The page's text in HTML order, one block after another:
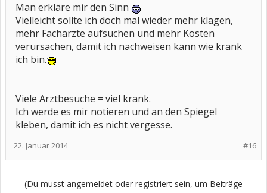
Man erkläre mir den Sinn
Vielleicht sollte ich doch mal wieder mehr klagen,
mehr Fachärzte aufsuchen und mehr Kosten
verursachen, damit ich nachweisen kann wie krank
ich bin.
Viele Arztbesuche = viel krank.
Ich werde es mir notieren und an den Spiegel
kleben, damit ich es nicht vergesse.
#16
22. Januar 2014
(Du musst angemeldet oder registriert sein, um Beiträge